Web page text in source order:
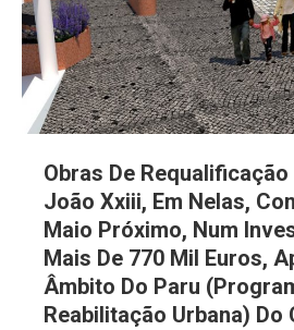
Obras De
João Xxiii, Em Nelas,
Maio Próximo, Num
Mais De 770 Mil Euros,
Âmbito Do Paru
Reabilitação Urbana) Do